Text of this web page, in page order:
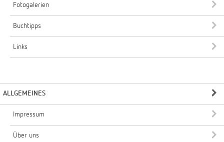
Fotogalerien
Buchtipps
Links
ALLGEMEINES
Impressum
Über uns